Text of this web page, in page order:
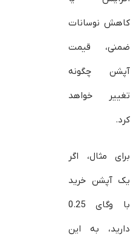
کاهش نوسانات
ضمنی، قیمت
آپشن چگونه
تغییر خواهد
کرد.
برای مثال، اگر
یک آپشن خرید
با وگای 0.25
دارید، به این